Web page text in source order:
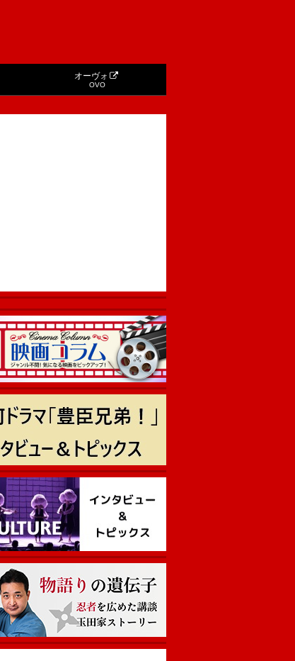
オーヴォ
OVO